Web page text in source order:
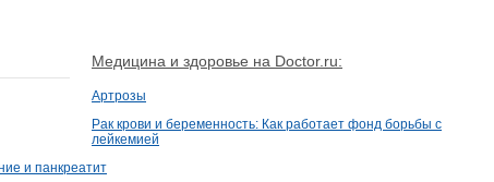
Медицина и здоровье на Doctor.ru:
Артрозы
Рак крови и беременность: Как работает фонд борьбы с
лейкемией
и панкреатит